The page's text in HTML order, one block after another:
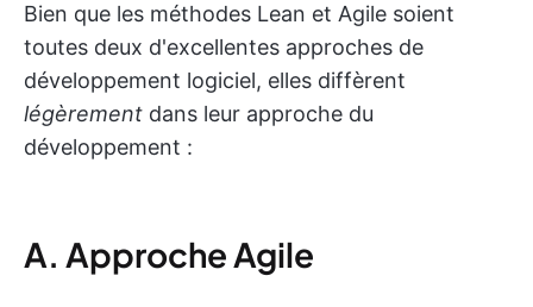
Bien que les méthodes Lean et Agile soient
toutes deux d'excellentes approches de
développement logiciel, elles diffèrent
légèrement dans leur approche du
développement :
A. Approche Agile